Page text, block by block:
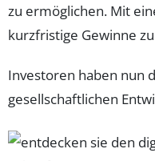
zu ermöglichen. Mit
kurzfristige Gewinne
Investoren haben nun
gesellschaftlichen